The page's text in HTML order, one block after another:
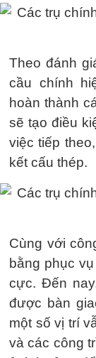
Theo đánh
cầu chính
hoàn thành
sẽ tạo điều
việc tiếp
kết cấu thép.
Cùng với
bằng phục
cực. Đến
được bàn
một số vị trí
và các công